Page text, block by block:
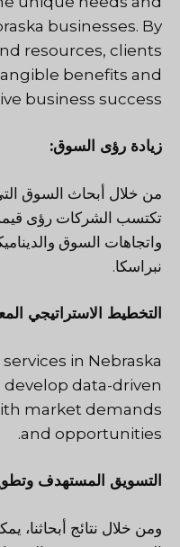
businesses. By
resources, clients
benefits and
business success.
زيادة رؤى السوق:
من خلال أبحاث السوق
تكتسب الشركات رؤى
واتجاهات السوق
نبراسكا.
التخطيط الاستراتيجي
in Nebraska
data-driven
market demands
and opportunities.
التسويق المستهدف
ومن خلال نتائج